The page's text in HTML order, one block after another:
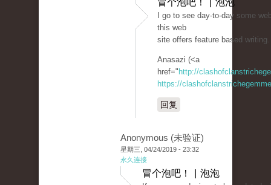
冒个泡吧！ | 泡泡
I go to see day-to-day some
this web
site offers feature based writing.
Anasazi (<a
href=" http://
https://
回复
Anonymous (未验证)
星期三, 04/24/2019 - 23:32
永久连接
冒个泡吧！ | 泡泡